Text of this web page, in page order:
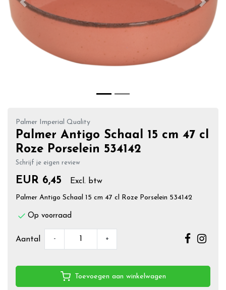
Vorige
Palmer Imperial Quality
Palmer Antigo Schaal 15 cm 47 cl
Roze Porselein 534142
Schrijf je eigen review
EUR 6,45 Excl. btw
Palmer Antigo Schaal 15 cm 47 cl Roze Porselein 534142
Op voorraad
Aantal - +
Toevoegen aan winkelwagen